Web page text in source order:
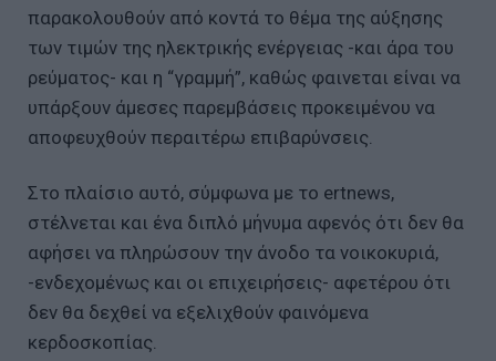
παρακολουθούν από κοντά το θέμα της αύξησης
των τιμών της ηλεκτρικής ενέργειας -και άρα του
ρεύματος- και η “γραμμή”, καθώς φαινεται είναι να
υπάρξουν άμεσες παρεμβάσεις προκειμένου να
αποφευχθούν περαιτέρω επιβαρύνσεις.
Στο πλαίσιο αυτό, σύμφωνα με το ertnews,
στέλνεται και ένα διπλό μήνυμα αφενός ότι δεν θα
αφήσει να πληρώσουν την άνοδο τα νοικοκυριά,
-ενδεχομένως και οι επιχειρήσεις- αφετέρου ότι
δεν θα δεχθεί να εξελιχθούν φαινόμενα
κερδοσκοπίας.